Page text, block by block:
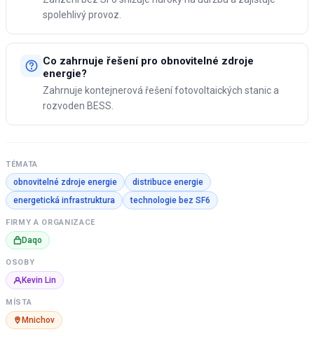
spolehlivý provoz.
Co zahrnuje řešení pro obnovitelné zdroje
energie?
Zahrnuje kontejnerová řešení fotovoltaických stanic a
rozvoden BESS.
TÉMATA
obnovitelné zdroje energie
distribuce energie
energetická infrastruktura
technologie bez SF6
FIRMY A ORGANIZACE
Daqo
OSOBY
Kevin Lin
MÍSTA
Mnichov